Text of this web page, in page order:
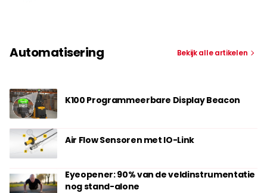
Automatisering Bekijk alle artikelen
K100 Programmeerbare Display Beacon
Air Flow Sensoren met IO-Link
Eyeopener: 90% van de veldinstrumentatie
nog stand-alone